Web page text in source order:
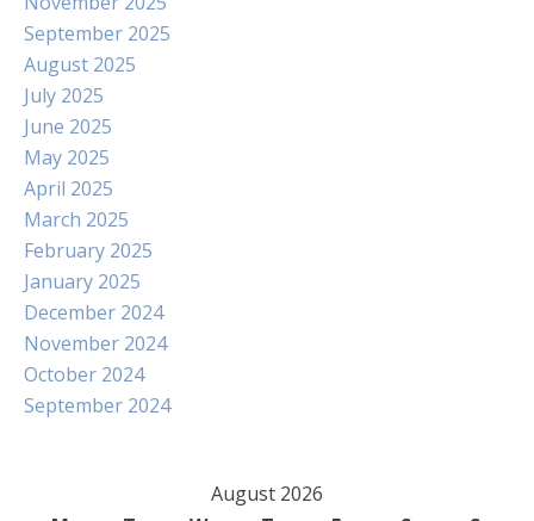
September 2025
August 2025
July 2025
June 2025
May 2025
April 2025
March 2025
February 2025
January 2025
December 2024
November 2024
October 2024
September 2024
August 2026